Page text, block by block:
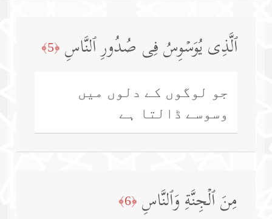
ٱلَّذِی یُوَسۡوِسُ فِی صُدُورِ ٱلنَّاسِ ﴿5﴾
جو لوگوں کے دلوں میں
وسوسے ڈالتا ہے
مِنَ ٱلۡجِنَّةِ وَٱلنَّاسِ ﴿6﴾